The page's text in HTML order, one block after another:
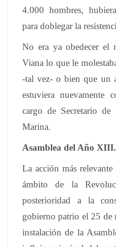
4.000 hombres,
para doblegar la
No era ya obedecer el
Viana lo que le
-tal vez- o bien que un
estuviera nuevamente
cargo de Secretario
Marina.
Asamblea del Año XIII.
La acción más
ámbito de la
posterioridad a la
gobierno patrio el 25 de
instalación de la